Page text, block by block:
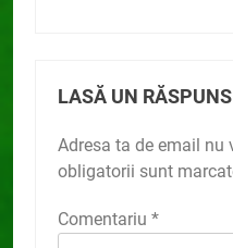
LASĂ UN RĂSPUNS
Adresa ta de email nu
obligatorii sunt
Comentariu *